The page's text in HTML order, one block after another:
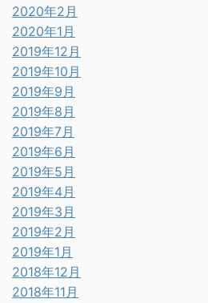
2020年2月
2020年1月
2019年12月
2019年10月
2019年9月
2019年8月
2019年7月
2019年6月
2019年5月
2019年4月
2019年3月
2019年2月
2019年1月
2018年12月
2018年11月